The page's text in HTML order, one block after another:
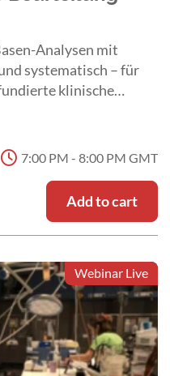
Analysen mit
systematisch – für
klinische
7:00 PM - 8:00 PM GMT
Add to cart
Webinar Live